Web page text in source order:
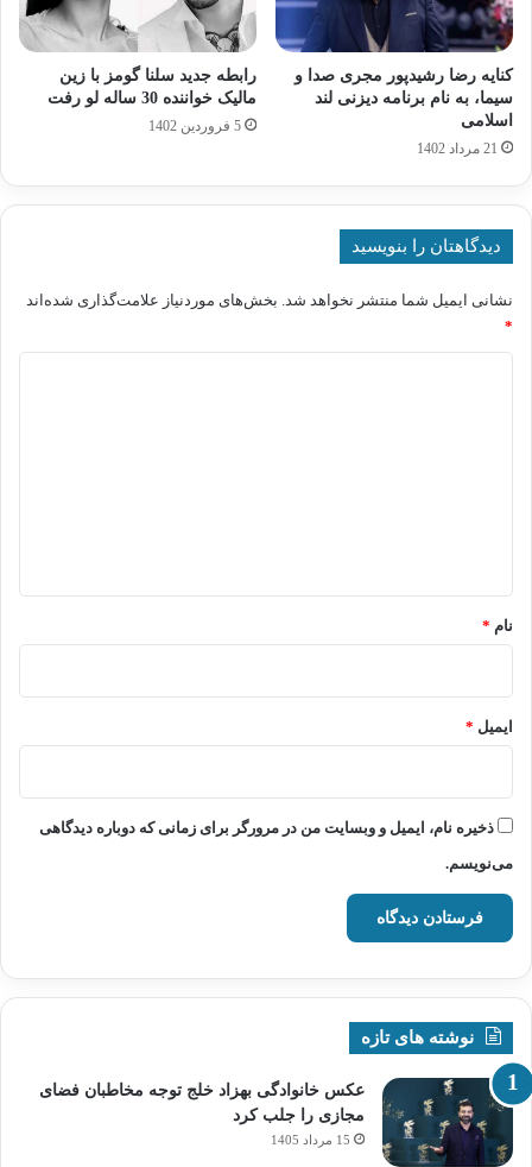
کنایه رضا رشیدپور مجری صدا و
سیما، به نام برنامه دیزنی لند
اسلامی
21 مرداد 1402
رابطه جدید سلنا گومز با زین
مالیک خواننده 30 ساله لو رفت
5 فروردین 1402
دیدگاهتان را بنویسید
نشانی ایمیل شما منتشر نخواهد شد. بخش‌های موردنیاز علامت‌گذاری شده‌اند
*
نام *
ایمیل *
ذخیره نام، ایمیل و وبسایت من در مرورگر برای زمانی که دوباره دیدگاهی
می‌نویسم.
نوشته های تازه
عکس خانوادگی بهزاد خلج توجه مخاطبان فضای
مجازی را جلب کرد
15 مرداد 1405